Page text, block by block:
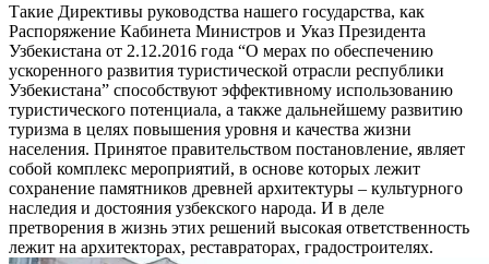
Такие Директивы руководства нашего государства, как
Распоряжение Кабинета Министров и Указ Президента
Узбекистана от 2.12.2016 года “О мерах по обеспечению
ускоренного развития туристической отрасли республики
Узбекистана” способствуют эффективному использованию
туристического потенциала, а также дальнейшему развитию
туризма в целях повышения уровня и качества жизни
населения. Принятое правительством постановление, являет
собой комплекс мероприятий, в основе которых лежит
сохранение памятников древней архитектуры – культурного
наследия и достояния узбекского народа. И в деле
претворения в жизнь этих решений высокая ответственность
лежит на архитекторах, реставраторах, градостроителях.